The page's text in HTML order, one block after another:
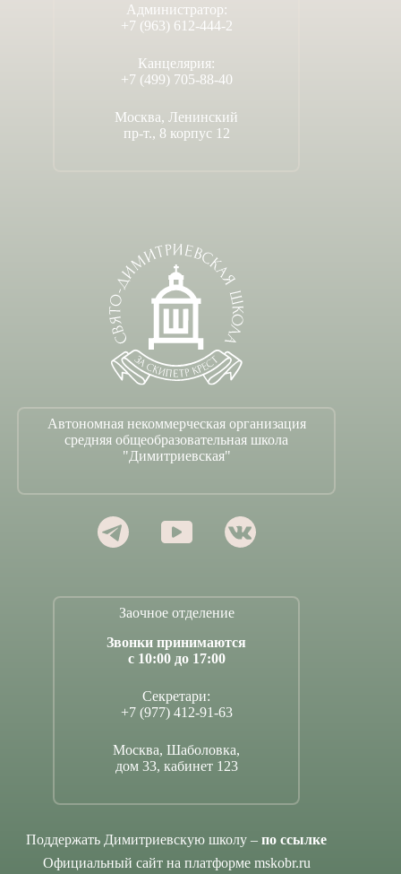
Администратор:
+7 (963) 612-444-2
Канцелярия:
+7 (499) 705-88-40
Москва, Ленинский
пр-т., 8 корпус 12
Автономная некоммерческая организация
средняя общеобразовательная школа
"Димитриевская"
Заочное отделение
Звонки принимаются
с 10:00 до 17:00
Секретари:
+7 (977) 412-91-63
Москва, Шаболовка,
дом 33, кабинет 123
Поддержать Димитриевскую школу –по ссылке
Официальный сайт на платформе mskobr.ru